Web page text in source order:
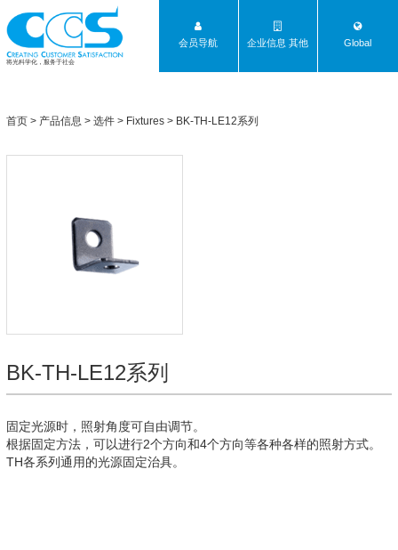
将光科学化，服务于社会
会员导航 企业信息 其他 Global
首页 > 产品信息 > 选件 > Fixtures > BK-TH-LE12系列
BK-TH-LE12系列
固定光源时，照射角度可自由调节。
根据固定方法，可以进行2个方向和4个方向等各种各样的照射方式。
TH各系列通用的光源固定治具。